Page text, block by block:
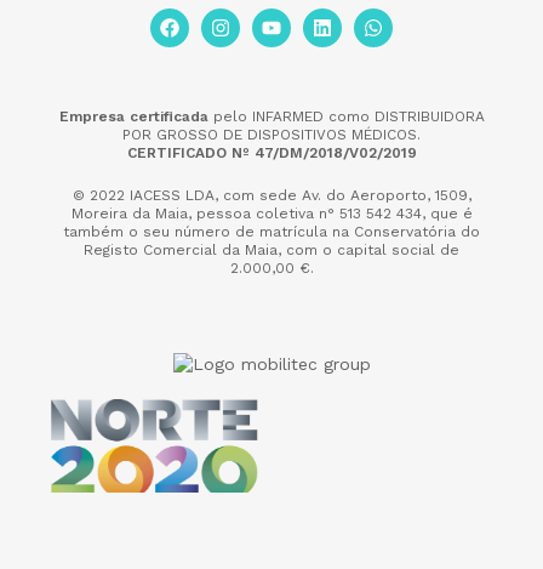
Empresa certificadapelo INFARMED como DISTRIBUIDORA
POR GROSSO DE DISPOSITIVOS MÉDICOS.
CERTIFICADO Nº 47/DM/2018/V02/2019
© 2022 IACESS LDA, com sede Av. do Aeroporto, 1509,
Moreira da Maia, pessoa coletiva n° 513 542 434, que é
também o seu número de matrícula na Conservatória do
Registo Comercial da Maia, com o capital social de
2.000,00 €.